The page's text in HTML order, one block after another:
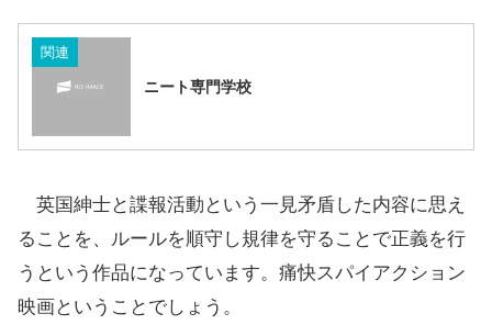
関連
ニート専門学校
英国紳士と諜報活動という一見矛盾した内容に思え
ることを、ルールを順守し規律を守ることで正義を行
うという作品になっています。痛快スパイアクション
映画ということでしょう。